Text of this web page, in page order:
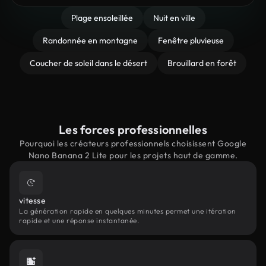
Plage ensoleillée Nuit en ville
Randonnée en montagne Fenêtre pluvieuse
Coucher de soleil dans le désert Brouillard en forêt
Les forces professionnelles
Pourquoi les créateurs professionnels choisissent Google
Nano Banana 2 Lite pour les projets haut de gamme.
vitesse
La génération rapide en quelques minutes permet une itération
rapide et une réponse instantanée.